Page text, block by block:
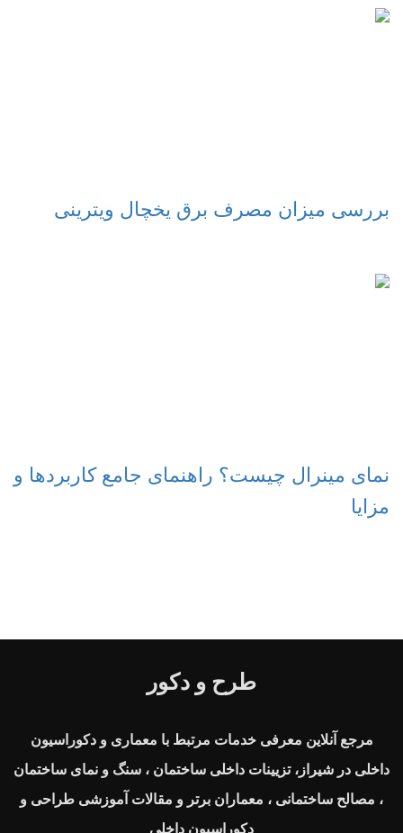
بررسی میزان مصرف برق یخچال ویترینی
نمای مینرال چیست؟ راهنمای جامع کاربردها و
مزایا
طرح و دکور
مرجع آنلاین معرفی خدمات مرتبط با معماری و دکوراسیون
داخلی در شیراز، تزیینات داخلی ساختمان ، سنگ و نمای ساختمان
، مصالح ساختمانی ، معماران برتر و مقالات آموزشی طراحی و
دکوراسیون داخلی